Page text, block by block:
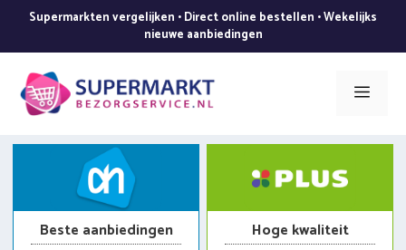
de
inhoud
Supermarkten vergelijken • Direct online bestellen • Wekelijks
nieuwe aanbiedingen
Menu
Beste aanbiedingen
Hoge kwaliteit